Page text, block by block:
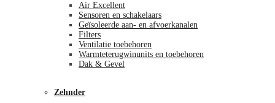
Air Excellent
Sensoren en schakelaars
Geïsoleerde aan- en afvoerkanalen
Filters
Ventilatie toebehoren
Warmteterugwinunits en toebehoren
Dak & Gevel
Zehnder